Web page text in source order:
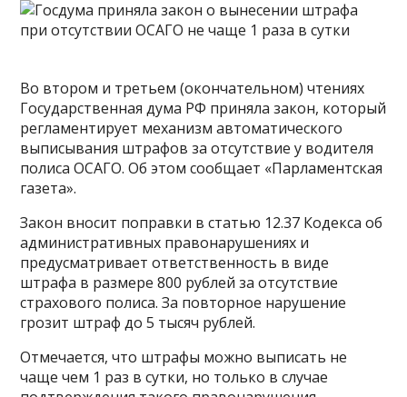
Во втором и третьем (окончательном) чтениях
Государственная дума РФ приняла закон, который
регламентирует механизм автоматического
выписывания штрафов за отсутствие у водителя
полиса ОСАГО. Об этом сообщает «Парламентская
газета».
Закон вносит поправки в статью 12.37 Кодекса об
административных правонарушениях и
предусматривает ответственность в виде
штрафа в размере 800 рублей за отсутствие
страхового полиса. За повторное нарушение
грозит штраф до 5 тысяч рублей.
Отмечается, что штрафы можно выписать не
чаще чем 1 раз в сутки, но только в случае